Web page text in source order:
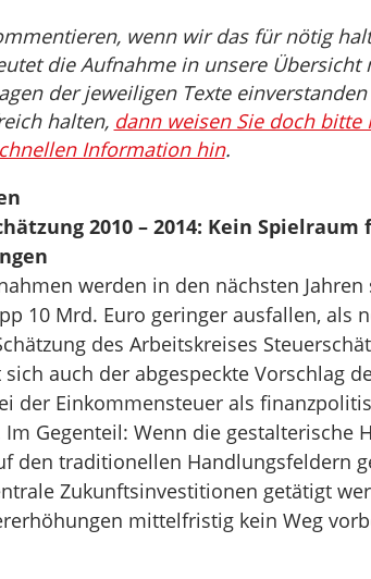
wenn wir das für nötig
die Aufnahme in unsere Übersicht
der jeweiligen Texte
halten, dann weisen Sie doch bitte
Information hin.
2010 – 2014: Kein Spielraum
werden in den nächsten Jahren
10 Mrd. Euro geringer ausfallen, als
des Arbeitskreises
auch der abgespeckte Vorschlag
der Einkommensteuer als
Gegenteil: Wenn die gestalterische
den traditionellen Handlungsfeldern
Zukunftsinvestitionen getätigt
mittelfristig kein Weg